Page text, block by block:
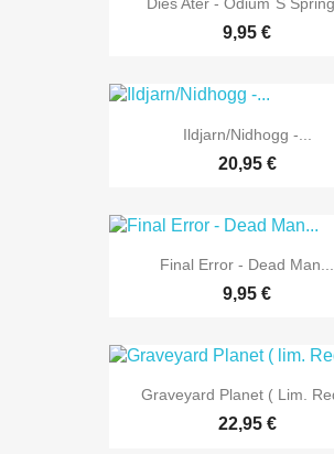
Dies Ater - Odium´s
9,95 €
Ildjarn/Nidhogg -...
20,95 €
Final Error - Dead Man...
9,95 €
Graveyard Planet ( Lim.
22,95 €